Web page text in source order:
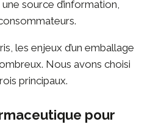
source d’information,
les enjeux d’un emballage
Nous avons choisi
principaux.
pour